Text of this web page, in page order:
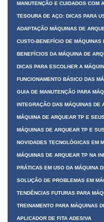
MANUTENÇÃO E CUIDADOS COM
TESOURA DE AÇO: DICAS PARA
ADAPTAÇÃO MÁQUINAS DE
CUSTO-BENEFÍCIO DE MÁQUINAS
BENEFÍCIOS DA MÁQUINA DE
DICAS PARA ESCOLHER A
FUNCIONAMENTO BÁSICO DAS
GUIA DE MANUTENÇÃO PARA
INTEGRAÇÃO DAS MÁQUINAS DE
MÁQUINA DE ARQUEAR TP E
MÁQUINAS DE ARQUEAR TP E
NOVIDADES TECNOLÓGICAS EM
MÁQUINAS DE ARQUEAR TP NA
PRÁTICAS EM USO DA MÁQUINA
SOLUÇÃO DE PROBLEMAS EM
TENDÊNCIAS FUTURAS PARA
TREINAMENTO PARA MÁQUINAS
APLICADOR DE FITA ADESIVA